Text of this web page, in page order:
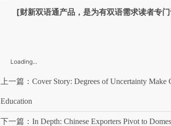
[财新双语通产品，是为有双语需求读者专门
Loading...
上一篇：Cover Story: Degrees of Uncertainty Make
Education
下一篇：In Depth: Chinese Exporters Pivot to